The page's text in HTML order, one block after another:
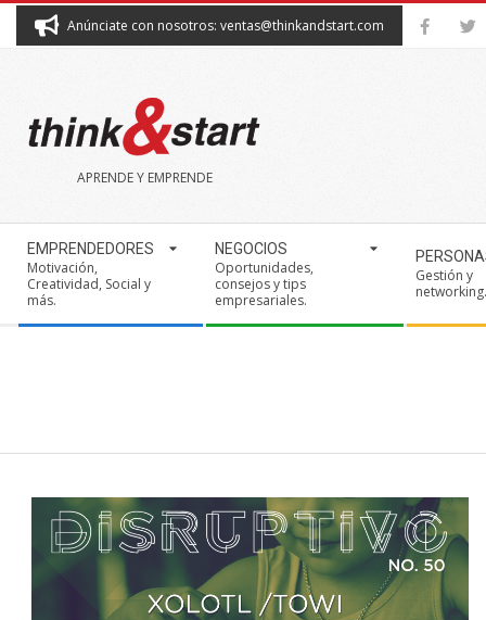
Anúnciate con nosotros: ventas@thinkandstart.com
THINK&START
APRENDE Y EMPRENDE
Navigation
Menu
EMPRENDEDORES
Motivación,
Creatividad, Social y
más.
NEGOCIOS
Oportunidades,
consejos y tips
empresariales.
Gestión y
networking.